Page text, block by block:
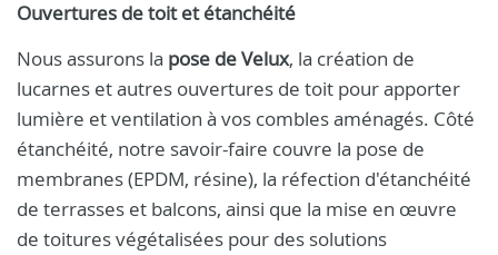
Ouvertures de toit et étanchéité
Nous assurons la pose de Velux, la création de
lucarnes et autres ouvertures de toit pour apporter
lumière et ventilation à vos combles aménagés. Côté
étanchéité, notre savoir-faire couvre la pose de
membranes (EPDM, résine), la réfection d'étanchéité
de terrasses et balcons, ainsi que la mise en œuvre
de toitures végétalisées pour des solutions